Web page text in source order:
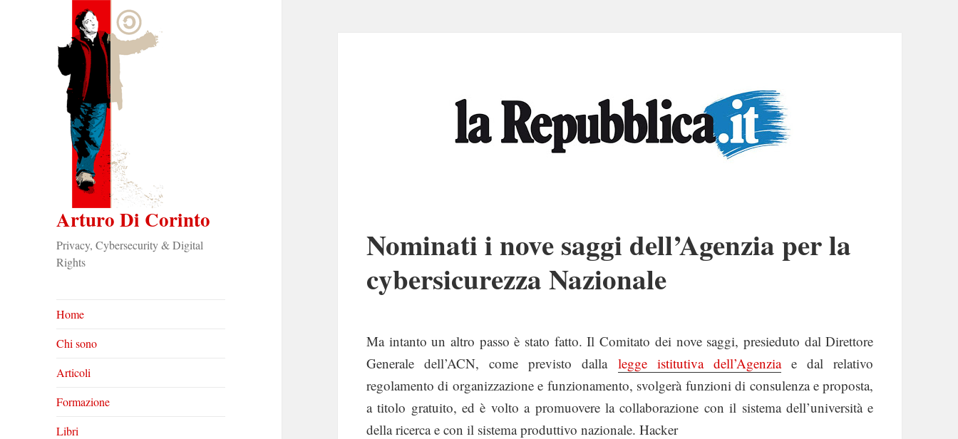
Arturo Di Corinto
Privacy, Cybersecurity & Digital
Rights
Home
Chi sono
Articoli
Formazione
Libri
Nominati i nove saggi dell’Agenzia per la
cybersicurezza Nazionale
Ma intanto un altro passo è stato fatto. Il Comitato dei nove saggi, presieduto dal Direttore
Generale dell’ACN, come previsto dalla legge istitutiva dell’Agenziae dal relativo
regolamento di organizzazione e funzionamento, svolgerà funzioni di consulenza e proposta,
a titolo gratuito, ed è volto a promuovere la collaborazione con il sistema dell’università e
della ricerca e con il sistema produttivo nazionale. Hacker